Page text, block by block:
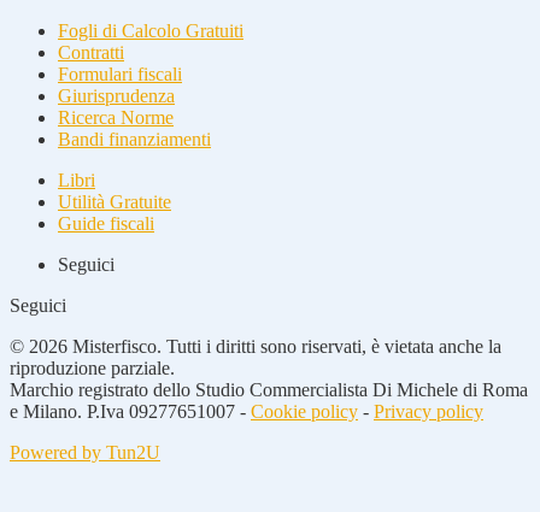
Fogli di Calcolo Gratuiti
Contratti
Formulari fiscali
Giurisprudenza
Ricerca Norme
Bandi finanziamenti
Libri
Utilità Gratuite
Guide fiscali
Seguici
Seguici
© 2026 Misterfisco. Tutti i diritti sono riservati, è vietata anche la
riproduzione parziale.
Marchio registrato dello Studio Commercialista Di Michele di Roma
e Milano. P.Iva 09277651007 - Cookie policy - Privacy policy
Powered by Tun2U